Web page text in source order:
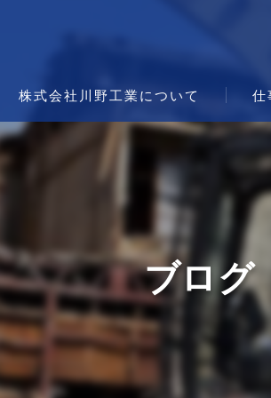
株式会社川野工業について 仕
ブログ